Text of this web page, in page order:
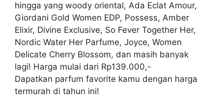
hingga yang woody oriental, Ada Eclat Amour,
Giordani Gold Women EDP, Possess, Amber
Elixir, Divine Exclusive, So Fever Together Her,
Nordic Water Her Parfume, Joyce, Women
Delicate Cherry Blossom, dan masih banyak
lagi! Harga mulai dari Rp139.000,-
Dapatkan parfum favorite kamu dengan harga
termurah di tahun ini!